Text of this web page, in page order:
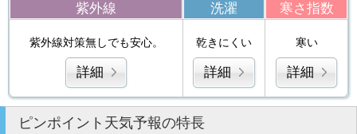
紫外線 洗濯 寒さ指数
紫外線対策無しでも安心。
詳細
乾きにくい
詳細
寒い
詳細
ピンポイント天気予報の特長